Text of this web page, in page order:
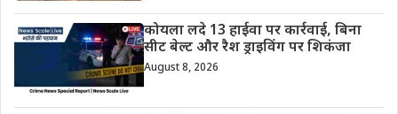
कोयला लदे 13 हाईवा पर कार्रवाई, बिना
सीट बेल्ट और रैश ड्राइविंग पर शिकंजा
August 8, 2026